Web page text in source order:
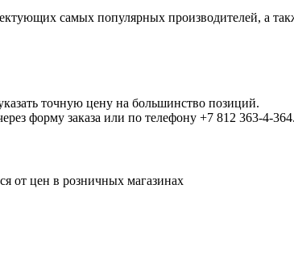
самых популярных производителей, а
точную цену на большинство позиций.
форму заказа или по телефону +7 812 363-4-364.
от цен в розничных магазинах